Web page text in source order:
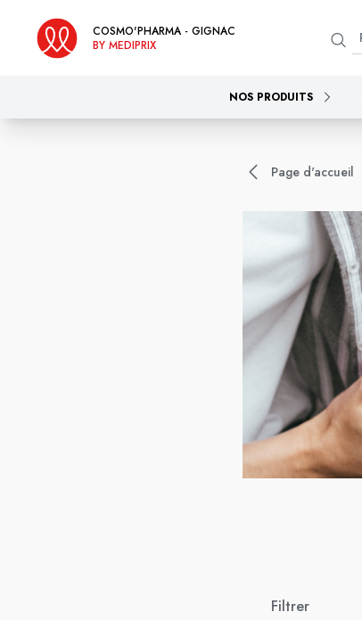
COSMO'PHARMA - GIGNAC
BY MEDIPRIX
NOS PRODUITS
Page d'accueil
Filtrer